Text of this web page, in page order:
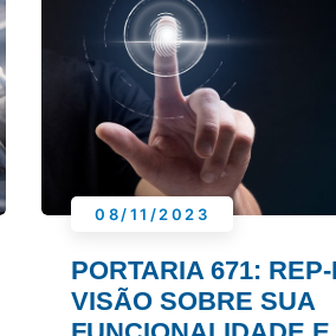
08/11/2023
PORTARIA 671:
VISÃO SOBRE SUA